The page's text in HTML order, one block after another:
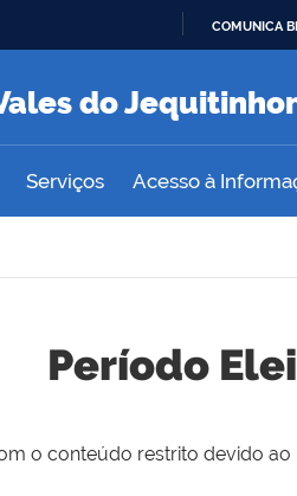
O
COMUNICA
do
Serviços Acesso à
Período
o conteúdo restrito devido